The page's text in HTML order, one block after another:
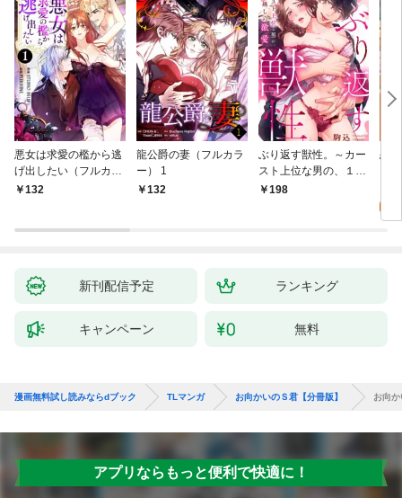
悪女は求愛の檻から逃
げ出したい（フルカラ
ー） 1
132
龍公爵の妻（フルカラ
ー） 1
132
ぶり返す獣性。～カー
スト上位な男の、１０
年越しの激愛１
198
恋
新刊配信予定 ランキング
キャンペーン 無料
漫画無料試し読みならdブック TLマンガ お向かいのＳ君【分冊版】 お向
アプリならもっと便利で快適に！